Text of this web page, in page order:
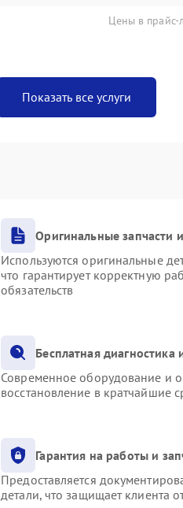
Цены в прайс-
Показать все услуги
Оригинальные запчасти
Используются оригинальные
что гарантирует корректную
обязательств
Бесплатная
Современное оборудование и
восстановление в кратчайшие
Гарантия на работы и
Предоставляется
детали, что защищает клиента